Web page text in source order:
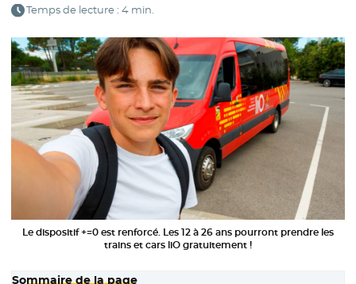
Temps de lecture : 4 min.
Le dispositif +=0 est renforcé. Les 12 à 26 ans pourront prendre les
trains et cars liO gratuitement !
Sommaire de la page